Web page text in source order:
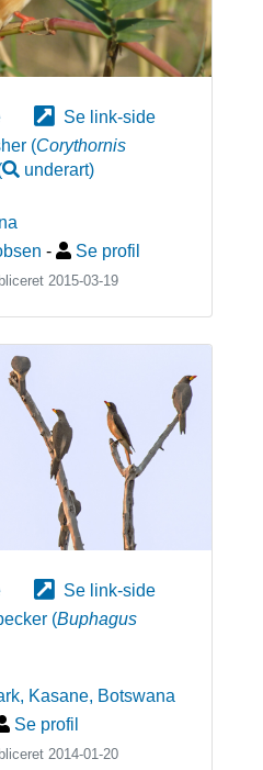
Se link-side
(Corythornis
underart)
- Se profil
2015-03-19
Se link-side
(Buphagus
Kasane, Botswana
Se profil
2014-01-20